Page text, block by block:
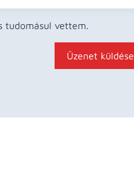
tudomásul vettem.
Üzenet küldése